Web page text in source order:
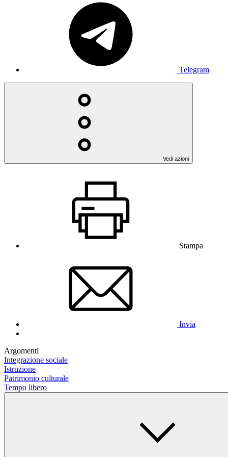
Telegram
Vedi azioni
Stampa
Invia
Argomenti
Integrazione sociale
Istruzione
Patrimonio culturale
Tempo libero